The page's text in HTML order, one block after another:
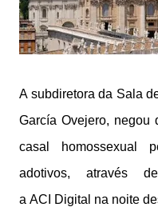
A subdiretora da Sala
García Ovejero, negou
casal homossexual
adotivos, através
a ACI Digital na noite